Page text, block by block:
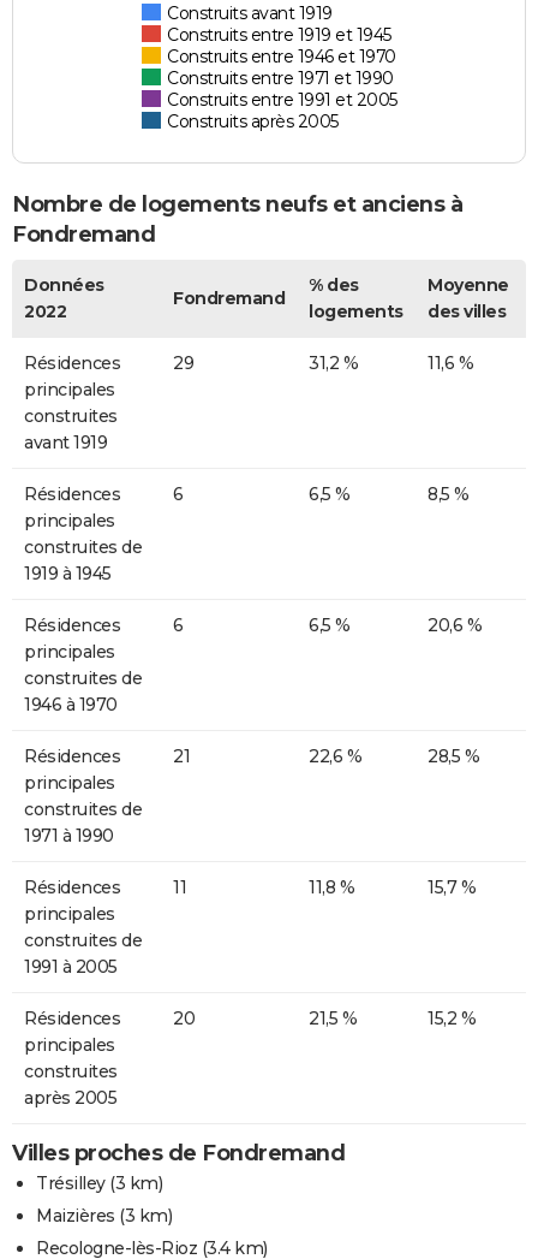
Construits avant 1919
Construits entre 1919 et 1945
Construits entre 1946 et 1970
Construits entre 1971 et 1990
Construits entre 1991 et 2005
Construits après 2005
Nombre de logements neufs et anciens à
Fondremand
Données
2022
Fondremand
% des
logements
Moyenne
des villes
Résidences
principales
construites
avant 1919
29 31,2 % 11,6 %
Résidences
principales
construites de
1919 à 1945
6 6,5 % 8,5 %
Résidences
principales
construites de
1946 à 1970
6 6,5 % 20,6 %
Résidences
principales
construites de
1971 à 1990
21 22,6 % 28,5 %
Résidences
principales
construites de
1991 à 2005
11 11,8 % 15,7 %
Résidences
principales
construites
après 2005
20 21,5 % 15,2 %
Villes proches de Fondremand
Trésilley(3 km)
Maizières (3 km)
Recologne-lès-Rioz (3.4 km)